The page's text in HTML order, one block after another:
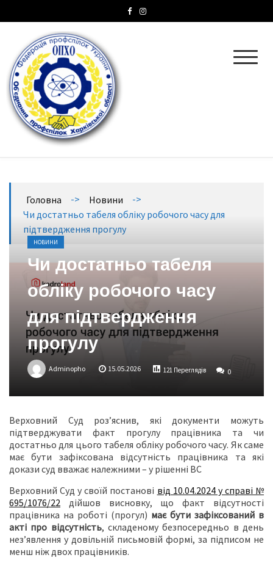
Головна -> Новини
->
Чи достатньо табеля обліку робочого часу для
підтвердження прогулу
НОВИНИ
Чи достатньо табеля
обліку робочого часу
для підтвердження
прогулу
Adminopho 15.05.2026 121 Переглядів 0
Верховний Суд роз’яснив, які документи можуть
підтверджувати факт прогулу працівника та чи
достатньо для цього табеля обліку робочого часу. Як саме
має бути зафіксована відсутність працівника та які
докази суд вважає належними – у рішенні ВС
Верховний Суд у своїй постанові від 10.04.2024 у справі №
695/1076/22 дійшов висновку, що факт відсутності
працівника на роботі (прогул) має бути зафіксований в
акті про відсутність, складеному безпосередньо в день
нез’явлення у довільній письмовій формі, за підписом не
менш ніж двох працівників.